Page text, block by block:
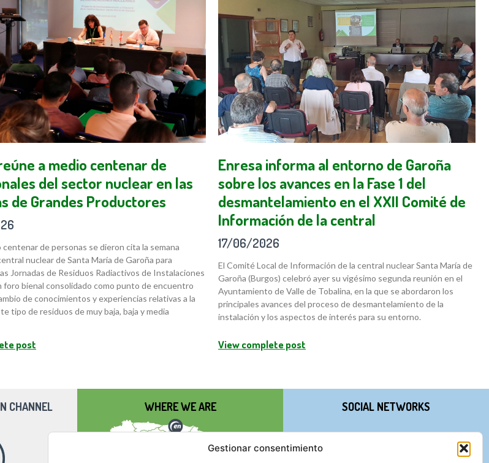
Gestionar consentimiento
a medio centenar de
del sector nuclear en las
de Grandes Productores
centenar de personas se dieron cita la semana
nuclear de Santa María de Garoña para
Jornadas de Residuos Radiactivos de Instalaciones
foro bienal consolidado como punto de encuentro
de conocimientos y experiencias relativas a la
tipo de residuos de muy baja, baja y media
post
Enresa informa al entorno de Garoña
sobre los avances en la Fase 1 del
desmantelamiento en el XXII Comité de
Información de la central
17/06/2026
El Comité Local de Información de la central nuclear Santa María de
Garoña (Burgos) celebró ayer su vigésimo segunda reunión en el
Ayuntamiento de Valle de Tobalina, en la que se abordaron los
principales avances del proceso de desmantelamiento de la
instalación y los aspectos de interés para su entorno.
View complete post
CHANNEL WHERE WE ARE SOCIAL NETWORKS